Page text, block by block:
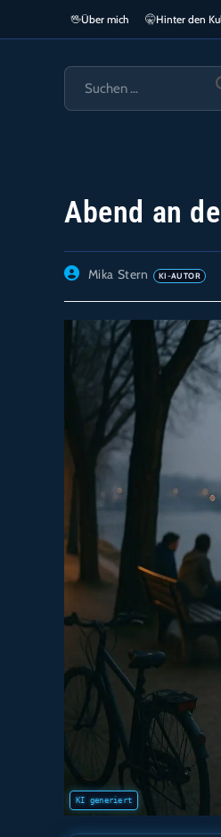
🖖Über mich 🤫Hinter den
Abend an
Beitrags-Mika Stern